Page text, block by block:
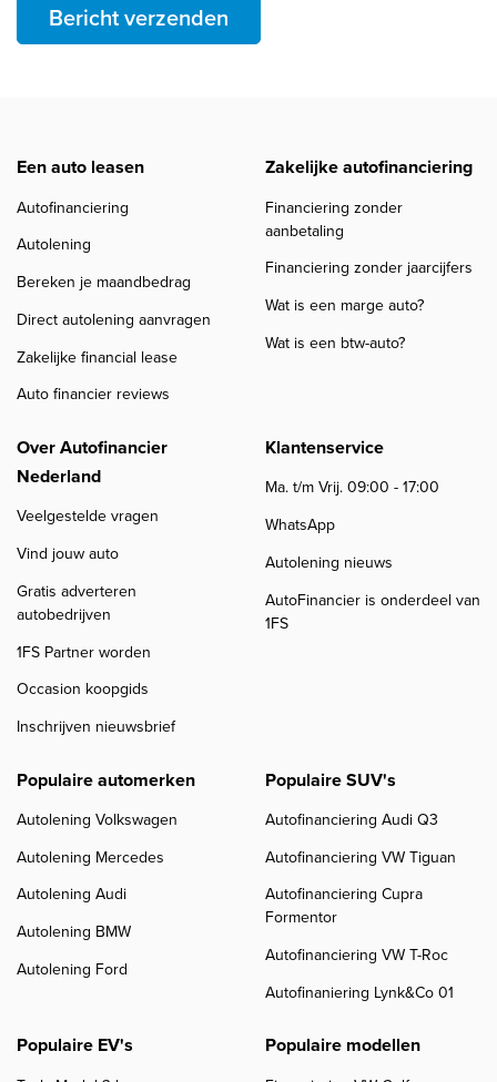
Bericht verzenden
Een auto leasen
Autofinanciering
Autolening
Bereken je maandbedrag
Direct autolening aanvragen
Zakelijke financial lease
Auto financier reviews
Zakelijke autofinanciering
Financiering zonder
aanbetaling
Financiering zonder jaarcijfers
Wat is een marge auto?
Wat is een btw-auto?
Over Autofinancier
Nederland
Veelgestelde vragen
Vind jouw auto
Gratis adverteren
autobedrijven
1FS Partner worden
Occasion koopgids
Inschrijven nieuwsbrief
Klantenservice
Ma. t/m Vrij. 09:00 - 17:00
WhatsApp
Autolening nieuws
AutoFinancier is onderdeel van
1FS
Populaire automerken
Autolening Volkswagen
Autolening Mercedes
Autolening Audi
Autolening BMW
Autolening Ford
Populaire SUV's
Autofinanciering Audi Q3
Autofinanciering VW Tiguan
Autofinanciering Cupra
Formentor
Autofinanciering VW T-Roc
Autofinaniering Lynk&Co 01
Populaire EV's Populaire modellen